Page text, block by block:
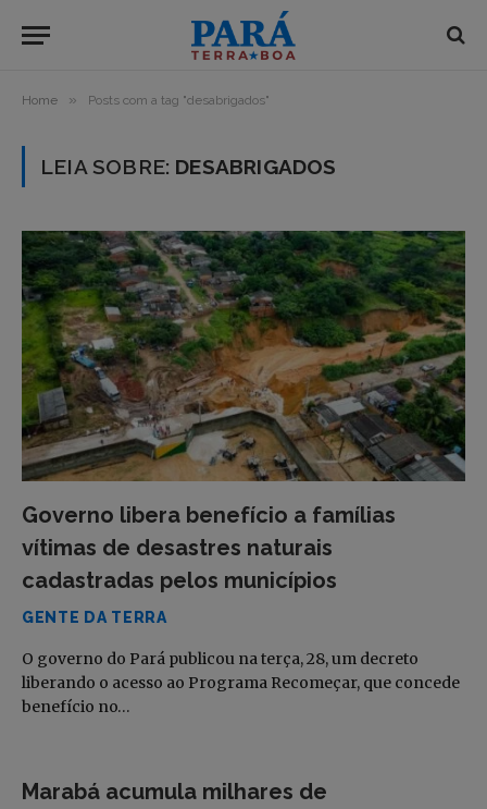
Home » Posts com a tag "desabrigados"
LEIA SOBRE: DESABRIGADOS
Governo libera benefício a famílias
vítimas de desastres naturais
cadastradas pelos municípios
GENTE DA TERRA
O governo do Pará publicou na terça, 28, um decreto
liberando o acesso ao Programa Recomeçar, que concede
benefício no…
Marabá acumula milhares de